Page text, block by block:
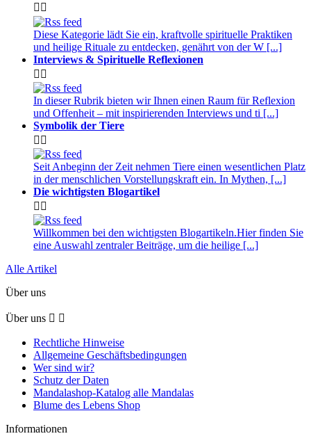
 
Diese Kategorie lädt Sie ein, kraftvolle spirituelle Praktiken
und heilige Rituale zu entdecken, genährt von der W [...]
Interviews & Spirituelle Reflexionen
 
In dieser Rubrik bieten wir Ihnen einen Raum für Reflexion
und Offenheit – mit inspirierenden Interviews und ti [...]
Symbolik der Tiere
 
Seit Anbeginn der Zeit nehmen Tiere einen wesentlichen Platz
in der menschlichen Vorstellungskraft ein. In Mythen, [...]
Die wichtigsten Blogartikel
 
Willkommen bei den wichtigsten Blogartikeln.Hier finden Sie
eine Auswahl zentraler Beiträge, um die heilige [...]
Alle Artikel
Über uns
Über uns  
Rechtliche Hinweise
Allgemeine Geschäftsbedingungen
Wer sind wir?
Schutz der Daten
Mandalashop-Katalog alle Mandalas
Blume des Lebens Shop
Informationen